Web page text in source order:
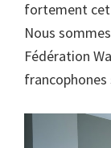
fortement
Nous
Fédération